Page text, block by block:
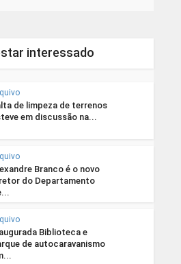
interessado
de limpeza de terrenos
em discussão na...
Branco é o novo
do Departamento
Biblioteca e
de autocaravanismo